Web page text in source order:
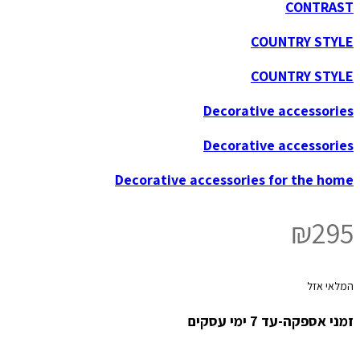
CONTRAST
COUNTRY STYLE
COUNTRY STYLE
Decorative accessories
Decorative accessories
Decorative accessories for the home
₪295
המלאי אזל
זמני אספקה-עד 7 ימי עסקים